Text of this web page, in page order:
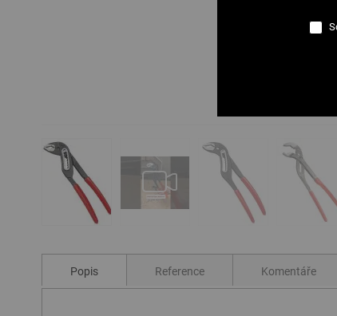
na
začátek
galerie
s
Popis Reference Komentáře